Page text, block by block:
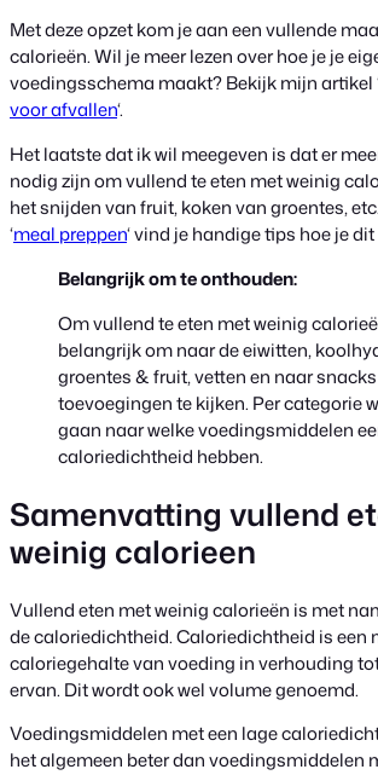
Met deze opzet kom je aan een vullende
calorieën. Wil je meer lezen over hoe je je
voedingsschema maakt? Bekijk mijn artikel
voor afvallen‘.
Het laatste dat ik wil meegeven is dat er
nodig zijn om vullend te eten met weinig
het snijden van fruit, koken van groentes,
‘meal preppen‘ vind je handige tips hoe je
Belangrijk om te onthouden:
Om vullend te eten met weinig
belangrijk om naar de eiwitten,
groentes & fruit, vetten en naar
toevoegingen te kijken. Per categorie
gaan naar welke voedingsmiddelen
caloriedichtheid hebben.
Samenvatting vullend
weinig calorieen
Vullend eten met weinig calorieën is met
de caloriedichtheid. Caloriedichtheid is een
caloriegehalte van voeding in verhouding
ervan. Dit wordt ook wel volume genoemd.
Voedingsmiddelen met een lage
het algemeen beter dan voedingsmiddelen